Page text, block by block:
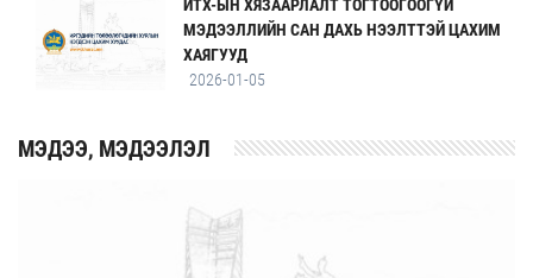
ИТХ-ЫН ХЯЗААРЛАЛТ ТОГТООГООГҮЙ
МЭДЭЭЛЛИЙН САН ДАХЬ НЭЭЛТТЭЙ ЦАХИМ
ХАЯГУУД
2026-01-05
MЭДЭЭ, МЭДЭЭЛЭЛ